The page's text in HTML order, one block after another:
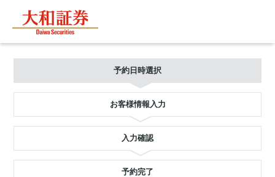
予約日時選択
お客様情報入力
入力確認
予約完了